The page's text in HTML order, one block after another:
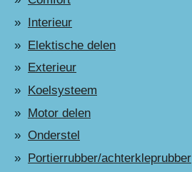
Interieur
Elektische delen
Exterieur
Koelsysteem
Motor delen
Onderstel
Portierrubber/achterkleprubber